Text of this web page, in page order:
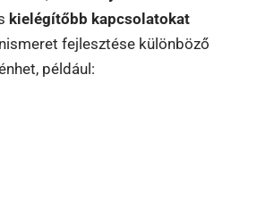
kielégítőbb kapcsolatokat
fejlesztése különböző
például: